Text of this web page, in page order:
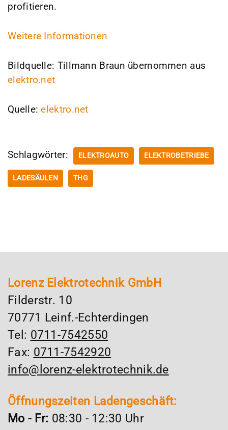
profitieren.
Weitere Informationen
Bildquelle: Tillmann Braun übernommen aus
elektro.net
Quelle:elektro.net
Schlagwörter: ELEKTROAUTO ELEKTROBETRIEBE
LADESÄULEN THG
Lorenz Elektrotechnik GmbH
Filderstr. 10
70771 Leinf.-Echterdingen
Tel: 0711-7542550
Fax: 0711-7542920
info@lorenz-elektrotechnik.de
Öffnungszeiten Ladengeschäft:
Mo - Fr: 08:30 - 12:30 Uhr